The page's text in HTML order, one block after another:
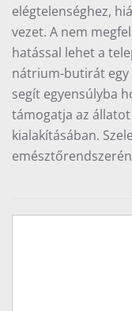
elégtelenséghez,
vezet. A nem
hatással lehet a
nátrium-butirát
segít egyensúlyba
támogatja az
kialakításában.